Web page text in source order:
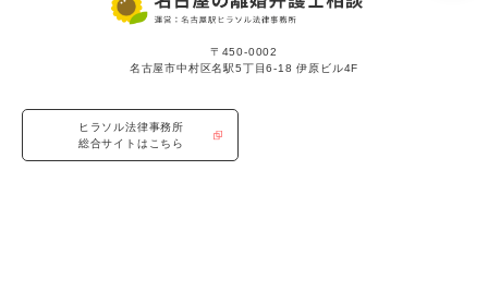
〒450-0002
名古屋市中村区名駅5丁目6-18 伊原ビル4F
ヒラソル法律事務所
総合サイトはこちら